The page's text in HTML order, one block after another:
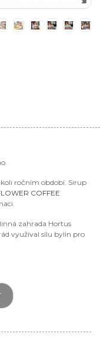
ročním období. Sirup
COFFEE
zahrada Hortus
využíval sílu bylin pro